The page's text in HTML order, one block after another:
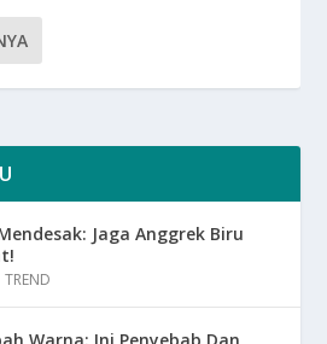
Jaga Anggrek Biru
TREND